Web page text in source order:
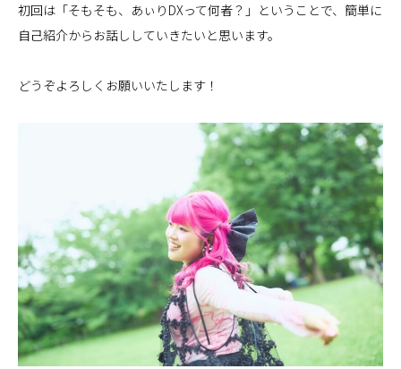
初回は「そもそも、あぃりDXって何者？」ということで、簡単に
自己紹介からお話ししていきたいと思います。
どうぞよろしくお願いいたします！